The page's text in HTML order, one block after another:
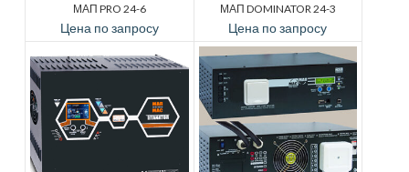
МАП PRO 24-6
Цена по запросу
МАП DOMINATOR 24-3
Цена по запросу